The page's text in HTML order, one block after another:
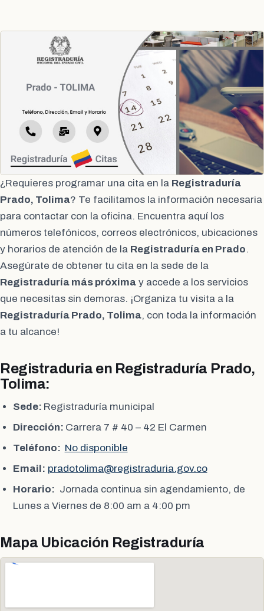
¿Requieres programar una cita en la Registraduría
Prado, Tolima? Te facilitamos la información necesaria
para contactar con la oficina. Encuentra aquí los
números telefónicos, correos electrónicos, ubicaciones
y horarios de atención de la Registraduría en Prado.
Asegúrate de obtener tu cita en la sede de la
Registraduría más próxima y accede a los servicios
que necesitas sin demoras. ¡Organiza tu visita a la
Registraduría Prado, Tolima, con toda la información
a tu alcance!
Registraduria en Registraduría Prado,
Tolima:
Sede: Registraduría municipal
Dirección: Carrera 7 # 40 – 42 El Carmen
Teléfono: No disponible
Email: pradotolima@registraduria.gov.co
Horario: Jornada continua sin agendamiento, de
Lunes a Viernes de 8:00 am a 4:00 pm
Mapa Ubicación Registraduría